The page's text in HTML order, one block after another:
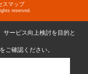
スマップ
reserved.
サービス向上検討を目的と
をご確認ください。